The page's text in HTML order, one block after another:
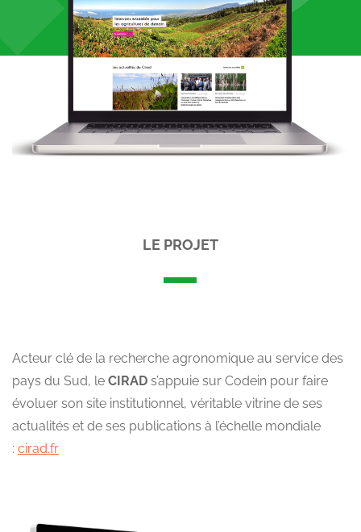
LE PROJET
Acteur clé de la recherche agronomique au service des
pays du Sud, le CIRAD s’appuie sur Codein pour faire
évoluer son site institutionnel, véritable vitrine de ses
actualités et de ses publications à l’échelle mondiale
: cirad.fr